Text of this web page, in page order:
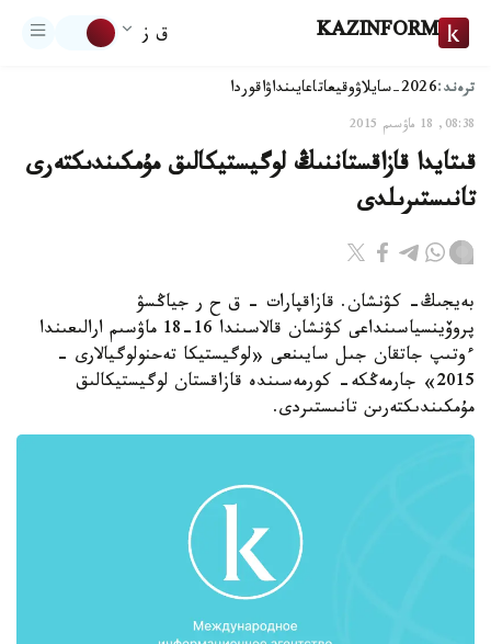
KAZINFORM ق ز
ترەند:2026-سايلاۋ وقيعاتاعايىنداۋاقوردا
08:38, 18 ماۋسىم 2015
قىتايدا قازاقستاننىڭ لوگيستيكالىق مۇمكىندىكتەرى
تانىستىرىلدى
بەيجىڭ- كۋنشان. قازاقپارات - ق ح ر جياڭسۋ
پروۆينسياسىنداعى كۋنشان قالاسىندا 16-18 ماۋسىم ارالىعىندا
ءوتىپ جاتقان جىل سايىنعى «لوگيستيكا تەحنولوگيالارى -
2015» جارمەڭكە- كورمەسىندە قازاقستان لوگيستيكالىق
مۇمكىندىكتەرىن تانىستىردى.